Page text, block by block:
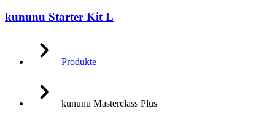
kununu Starter Kit L
Produkte
kununu Masterclass Plus